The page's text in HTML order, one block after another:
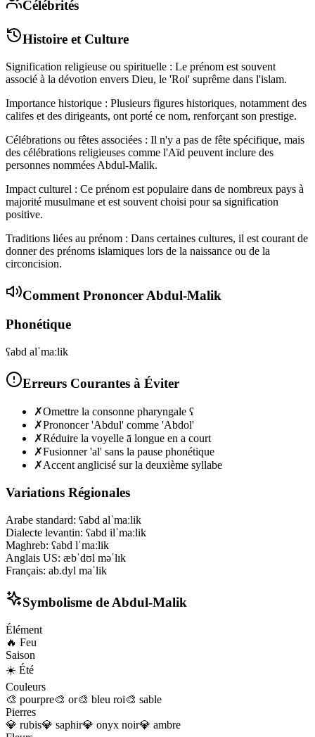
Célébrités
Histoire et Culture
Signification religieuse ou spirituelle : Le prénom est souvent
associé à la dévotion envers Dieu, le 'Roi' suprême dans l'islam.
Importance historique : Plusieurs figures historiques, notamment des
califes et des dirigeants, ont porté ce nom, renforçant son prestige.
Célébrations ou fêtes associées : Il n'y a pas de fête spécifique, mais
des célébrations religieuses comme l'Aïd peuvent inclure des
personnes nommées Abdul-Malik.
Impact culturel : Ce prénom est populaire dans de nombreux pays à
majorité musulmane et est souvent choisi pour sa signification
positive.
Traditions liées au prénom : Dans certaines cultures, il est courant de
donner des prénoms islamiques lors de la naissance ou de la
circoncision.
Comment PrononcerAbdul-Malik
Phonétique
ʕabd alˈmaːlik
Erreurs Courantes à Éviter
✗Omettre la consonne pharyngale ʕ
✗Prononcer 'Abdul' comme 'Abdol'
✗Réduire la voyelle ā longue en a court
✗Fusionner 'al' sans la pause phonétique
✗Accent anglicisé sur la deuxième syllabe
Variations Régionales
Arabe standard: ʕabd alˈmaːlik
Dialecte levantin: ʕabd ilˈmaːlik
Maghreb: ʕabd lˈmaːlik
Anglais US: æbˈdʊl məˈlɪk
Français: ab.dyl maˈlik
Symbolisme deAbdul-Malik
Élément
🔥 Feu
Saison
☀️ Été
Couleurs
🎨 pourpre🎨 or🎨 bleu roi🎨 sable
Pierres
💎 rubis💎 saphir💎 onyx noir💎 ambre